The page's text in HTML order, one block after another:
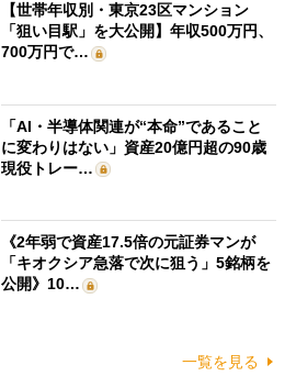
【世帯年収別・東京23区マンション
「狙い目駅」を大公開】年収500万円、
700万円で…
「AI・半導体関連が“本命”であること
に変わりはない」資産20億円超の90歳
現役トレー…
《2年弱で資産17.5倍の元証券マンが
「キオクシア急落で次に狙う」5銘柄を
公開》10…
一覧を見る